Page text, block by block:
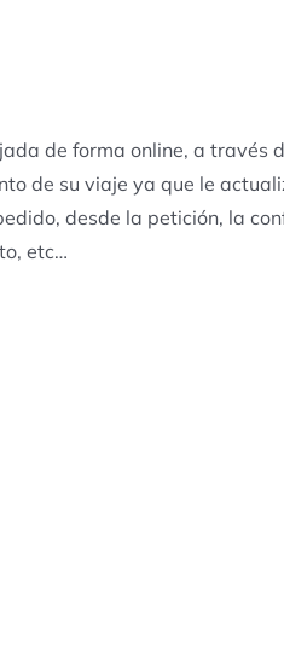
de forma online, a través
de su viaje ya que le
desde la petición, la
etc…